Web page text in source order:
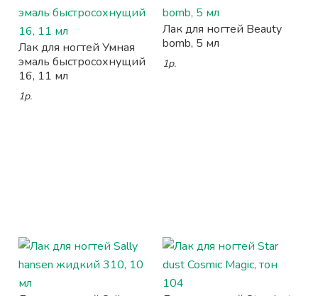
Лак для ногтей Умная
эмаль быстросохнущий
16, 11 мл
1р.
Лак для ногтей Beauty
bomb, 5 мл
1р.